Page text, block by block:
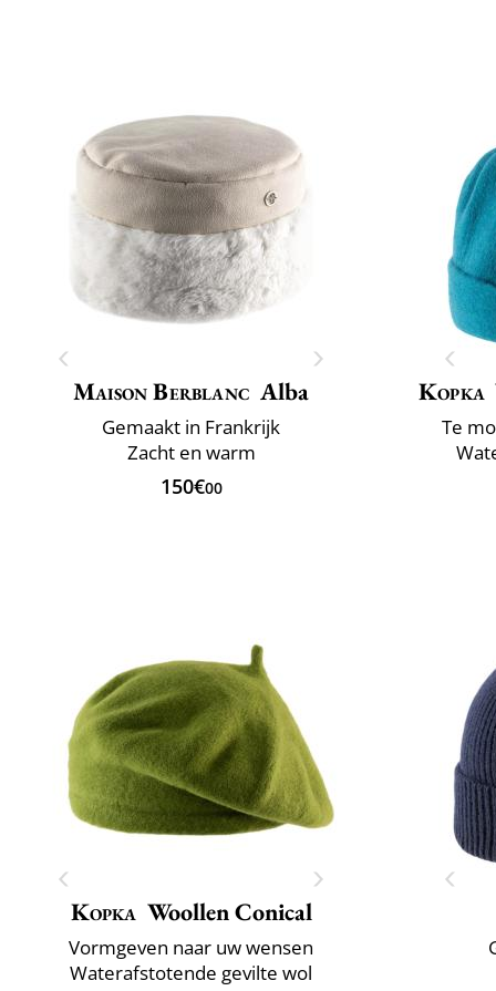
Maison Berblanc Alba
Gemaakt in Frankrijk
Zacht en warm
150€00
Kopka
Te
Kopka Woollen Conical
Vormgeven naar uw wensen
Waterafstotende gevilte wol